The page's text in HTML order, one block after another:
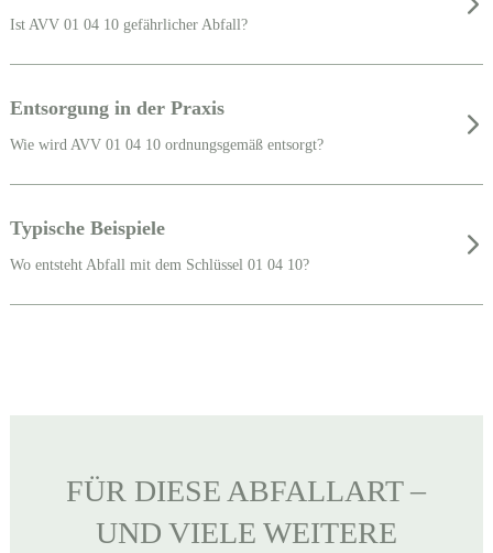
Ist AVV 01 04 10 gefährlicher Abfall?
Entsorgung in der Praxis
Wie wird AVV 01 04 10 ordnungsgemäß entsorgt?
Typische Beispiele
Wo entsteht Abfall mit dem Schlüssel 01 04 10?
FÜR DIESE ABFALLART –
UND VIELE WEITERE